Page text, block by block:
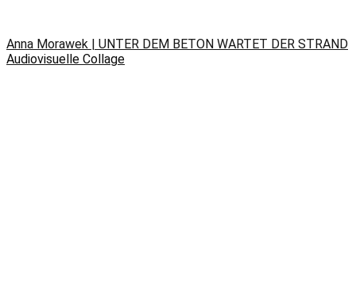
Anna Morawek | UNTER DEM BETON WARTET DER STRAND
Audiovisuelle Collage